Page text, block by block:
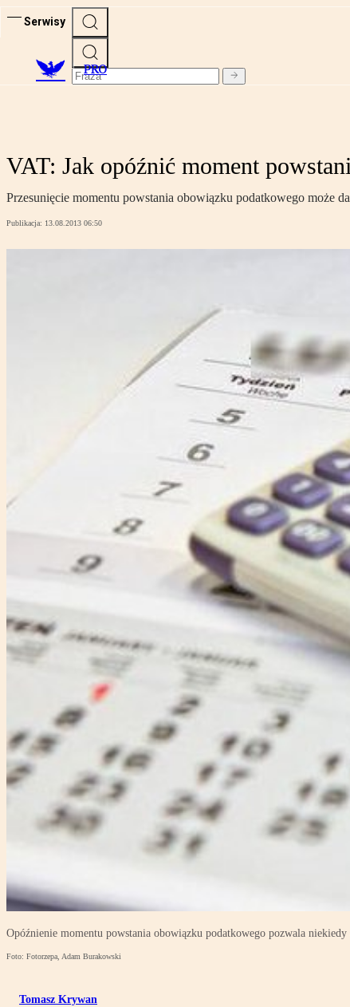
Serwisy
PRO
VAT: Jak opóźnić moment
Przesunięcie momentu powstania obowiązku podatkowego może
Publikacja: 13.08.2013 06:50
Opóźnienie momentu powstania obowiązku podatkowego pozwala
Foto: Fotorzepa, Adam Burakowski
Tomasz Krywan